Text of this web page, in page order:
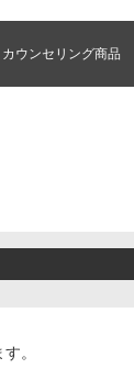
カウンセリング商品
。